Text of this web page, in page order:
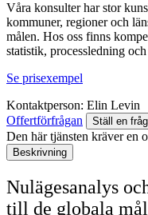
Våra konsulter har stor
kommuner, regioner och
målen. Hos oss finns
statistik, processledning
Se prisexempel
Kontaktperson: Elin Levin
Offertförfrågan
Ställ en
Den här tjänsten kräver en
Beskrivning
Nulägesanalys
till de globala